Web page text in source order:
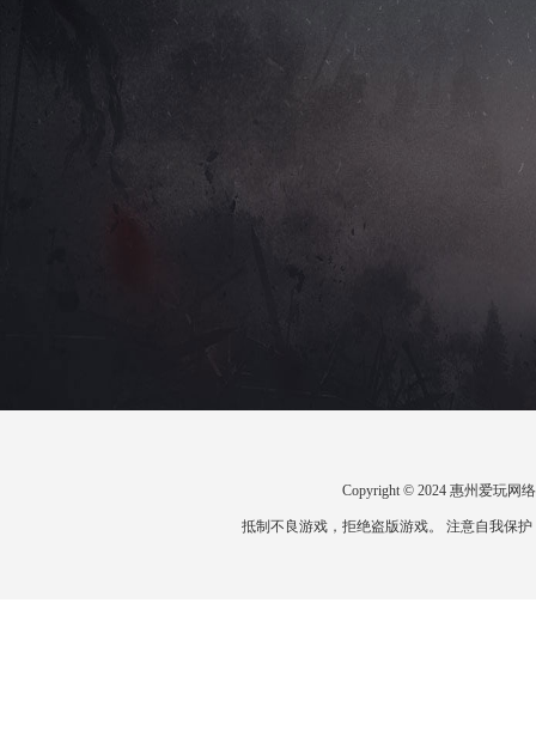
Copyright © 2024 惠州爱玩网
抵制不良游戏，拒绝盗版游戏。 注意自我保